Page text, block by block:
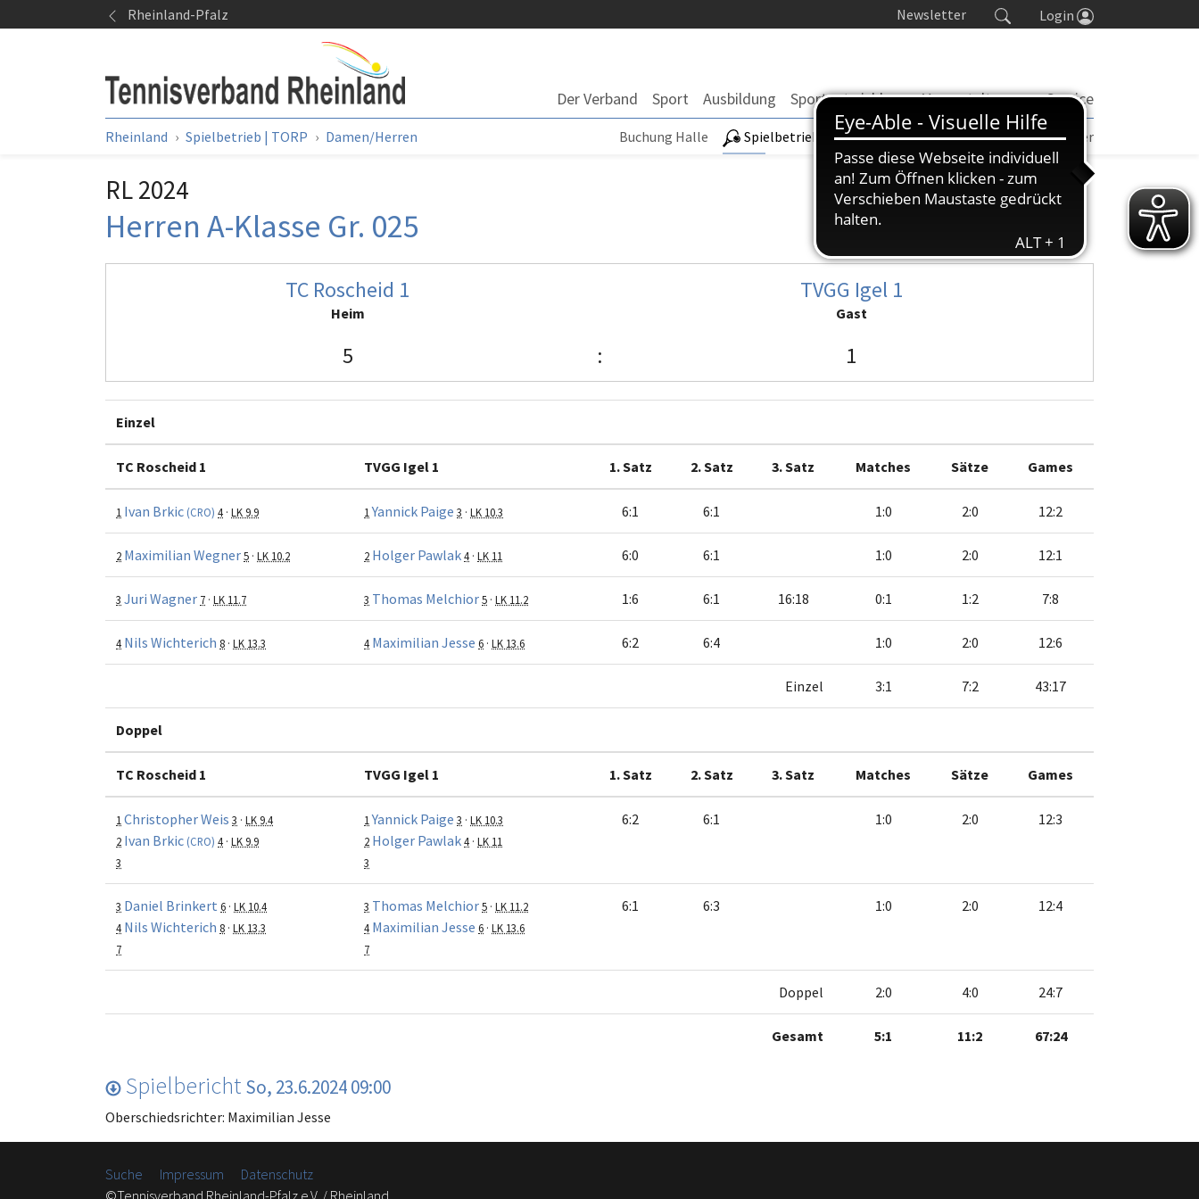
Springe zum SeiteninhaltRheinland-Pfalz Newsletter Login
Der Verband Sport Ausbildung Sportentwicklung Veranstaltungen Service
Buchung Halle Spielbetrieb | TORP Turniere Seminarkalender
Sie sind hier:
Rheinland Spielbetrieb | TORP Damen/Herren
RL 2024
Herren A-Klasse Gr. 025
TC Roscheid 1
Heim
TVGG Igel 1
Gast
5 : 1
Einzel
TC Roscheid 1 TVGG Igel 1 1. Satz 2. Satz 3. Satz Matches Sätze Games
1 Ivan Brkic (CRO) 4 · LK 9.9 1 Yannick Paige 3 · LK 10.3 6:1 6:1 1:0 2:0 12:2
2 Maximilian Wegner5 · LK 10.2 2 Holger Pawlak4 · LK 11 6:0 6:1 1:0 2:0 12:1
3 Juri Wagner 7 · LK 11.7 3 Thomas Melchior5 · LK 11.2 1:6 6:1 16:18 0:1 1:2 7:8
4 Nils Wichterich 8 · LK 13.3 4 Maximilian Jesse 6 · LK 13.6 6:2 6:4 1:0 2:0 12:6
Einzel 3:1 7:2 43:17
Doppel
TC Roscheid 1 TVGG Igel 1 1. Satz 2. Satz 3. Satz Matches Sätze Games
1 Christopher Weis 3 · LK 9.4
2 Ivan Brkic (CRO) 4 · LK 9.9
3
1 Yannick Paige 3 · LK 10.3
2 Holger Pawlak4 · LK 11
3
6:2 6:1 1:0 2:0 12:3
3 Daniel Brinkert 6 · LK 10.4
4 Nils Wichterich 8 · LK 13.3
7
3 Thomas Melchior5 · LK 11.2
4 Maximilian Jesse 6 · LK 13.6
7
6:1 6:3 1:0 2:0 12:4
Doppel 2:0 4:0 24:7
Gesamt 5:1 11:2 67:24
Spielbericht So, 23.6.2024 09:00
Oberschiedsrichter: Maximilian Jesse
Suche Impressum
Datenschutz